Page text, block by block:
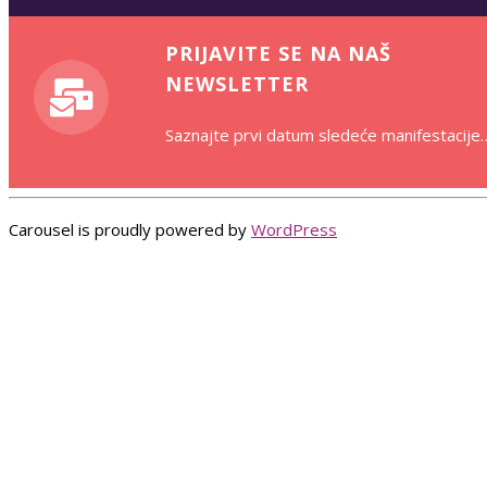
PRIJAVITE SE NA NAŠ
NEWSLETTER
Saznajte prvi datum sledeće
Carousel is proudly powered by WordPress